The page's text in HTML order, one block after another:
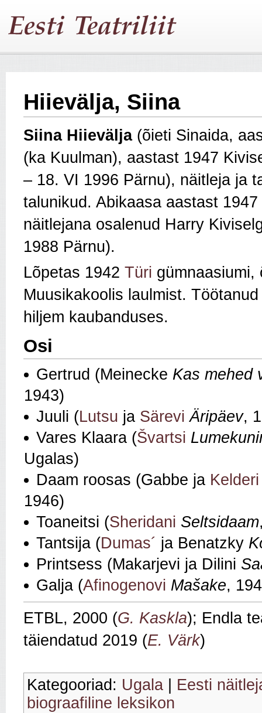
Hiievälja, Siina
Siina Hiievälja (õieti Sinaida,
(ka Kuulman), aastast 1947
– 18. VI 1996 Pärnu), näitleja ja
talunikud. Abikaasa aastast 1947
näitlejana osalenud Harry
1988 Pärnu).
Lõpetas 1942 Türi
Muusikakoolis laulmist.
hiljem kaubanduses.
Osi
Gertrud (Meinecke Kas mehed
1943)
Juuli (Lutsu ja Särevi Äripäev,
Vares Klaara (Švartsi
Ugalas)
Daam roosas (Gabbe ja Kelderi
1946)
Toaneitsi (Sheridani Seltsidaam
Tantsija (Dumas´ ja Benatzky
Printsess (Makarjevi ja Dilini
Galja (Afinogenovi Mašake,
ETBL, 2000 (G. Kaskla); Endla
täiendatud 2019 (E. Värk)
Kategooriad: Ugala
Eesti
biograafiline leksikon